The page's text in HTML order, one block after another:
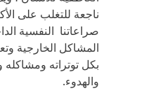
ناجعة للتغلب على
صراعاتنا النفسية
المشاكل الخارجية
بكل توتراته ومشاكله
والهدوء.